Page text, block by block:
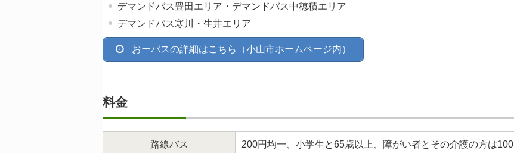
デマンドバス豊田エリア・デマンドバス中穂積エリア
デマンドバス寒川・生井エリア
おーバスの詳細はこちら（小山市ホームページ内）
料金
路線バス
200円均一、小学生と65歳以上、障がい者とその介護の方は100